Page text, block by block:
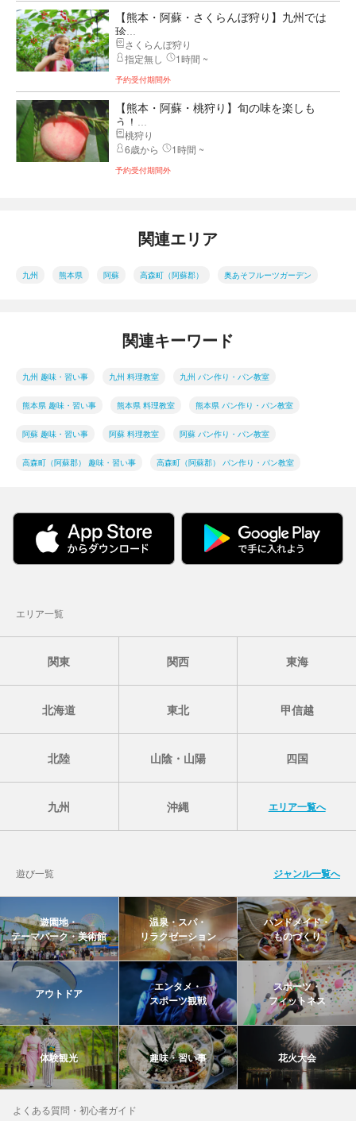
【熊本・阿蘇・さくらんぼ狩り】九州では
珍...
さくらんぼ狩り
指定無し
1時間 ~
予約受付期間外
【熊本・阿蘇・桃狩り】旬の味を楽しも
う！...
桃狩り
6歳から
1時間 ~
予約受付期間外
関連エリア
九州 熊本県 阿蘇 高森町（阿蘇郡） 奥あそフルーツガーデン
関連キーワード
九州 趣味・習い事 九州 料理教室 九州 パン作り・パン教室
熊本県 趣味・習い事 熊本県 料理教室 熊本県 パン作り・パン教室
阿蘇 趣味・習い事 阿蘇 料理教室 阿蘇 パン作り・パン教室
高森町（阿蘇郡） 趣味・習い事 高森町（阿蘇郡） パン作り・パン教室
エリア一覧
関東 関西 東海
北海道 東北 甲信越
北陸 山陰・山陽 四国
九州 沖縄 エリア一覧へ
遊び一覧 ジャンル一覧へ
遊園地・
テーマパーク・美術館
温泉・スパ・
リラクゼーション
ハンドメイド・
ものづくり
アウトドア
エンタメ・
スポーツ観戦
スポーツ・
フィットネス
体験観光 趣味・習い事 花火大会
よくある質問・初心者ガイド